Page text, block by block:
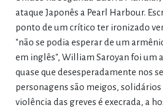
ataque Japonês a Pearl Harbour.
ponto de um crítico ter ironizado
"não se podia esperar de um
em inglês", William Saroyan foi um
quase que desesperadamente nos
personagens são meigos,
violência das greves é execrada, a